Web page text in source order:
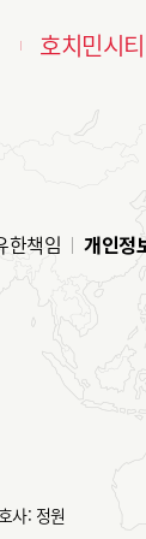
호치민시티
한책임 개인정
사: 정원